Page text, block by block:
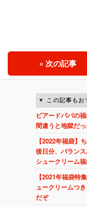
« 次の記事
この記事もお
ビアードパパの
間違うと地獄だ
【2022年福袋】
後日分、バラン
シュークリーム
【2021年福袋特
ュークリームつ
だぞ